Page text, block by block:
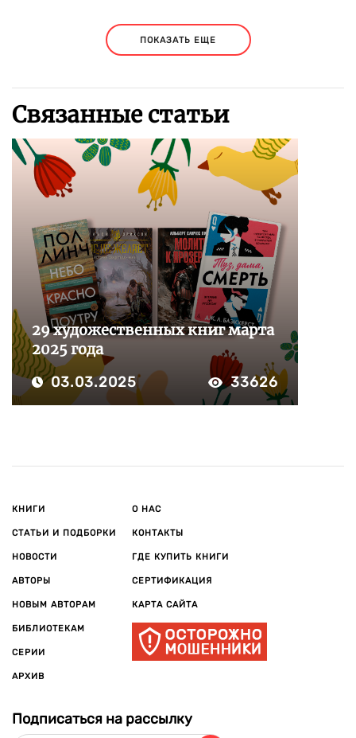
ПОКАЗАТЬ ЕЩЕ
Связанные статьи
29 художественных книг марта
2025 года
03.03.2025 33626
КНИГИ
СТАТЬИ И ПОДБОРКИ
НОВОСТИ
АВТОРЫ
НОВЫМ АВТОРАМ
БИБЛИОТЕКАМ
СЕРИИ
АРХИВ
О НАС
КОНТАКТЫ
ГДЕ КУПИТЬ КНИГИ
СЕРТИФИКАЦИЯ
КАРТА САЙТА
Подписаться на рассылку